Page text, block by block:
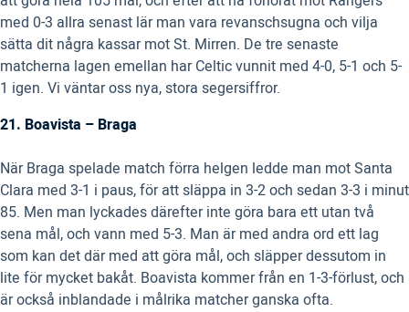
med 0-3 allra senast lär man vara revanschsugna och vilja
sätta dit några kassar mot St. Mirren. De tre senaste
matcherna lagen emellan har Celtic vunnit med 4-0, 5-1 och 5-
1 igen. Vi väntar oss nya, stora segersiffror.
21. Boavista – Braga
När Braga spelade match förra helgen ledde man mot Santa
Clara med 3-1 i paus, för att släppa in 3-2 och sedan 3-3 i minut
85. Men man lyckades därefter inte göra bara ett utan två
sena mål, och vann med 5-3. Man är med andra ord ett lag
som kan det där med att göra mål, och släpper dessutom in
lite för mycket bakåt. Boavista kommer från en 1-3-förlust, och
är också inblandade i målrika matcher ganska ofta.